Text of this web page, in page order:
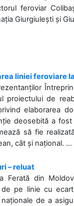
feroviar
Giurgiulești și
liniei feroviare
proiectului de
elaborarea
deosebită a
să fie
cât și național. ...
– reluat
Ferată din
pe linie cu
de a